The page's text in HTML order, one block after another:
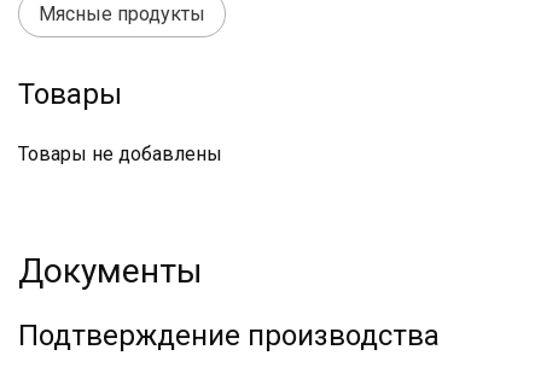
Мясные продукты
Товары
Товары не добавлены
Документы
Подтверждение производства